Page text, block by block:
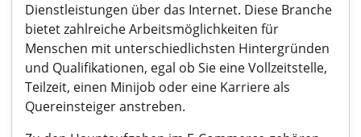
Dienstleistungen über das Internet. Diese Branche
bietet zahlreiche Arbeitsmöglichkeiten für
Menschen mit unterschiedlichsten Hintergründen
und Qualifikationen, egal ob Sie eine Vollzeitstelle,
Teilzeit, einen Minijob oder eine Karriere als
Quereinsteiger anstreben.